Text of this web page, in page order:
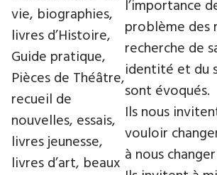
l’importance
problème des
recherche de
identité et du
sont évoqués.
Ils nous
vouloir
à nous
vie, biographies,
livres d’Histoire,
Guide pratique,
Pièces de Théâtre,
recueil de
nouvelles, essais,
livres jeunesse,
livres d’art, beaux